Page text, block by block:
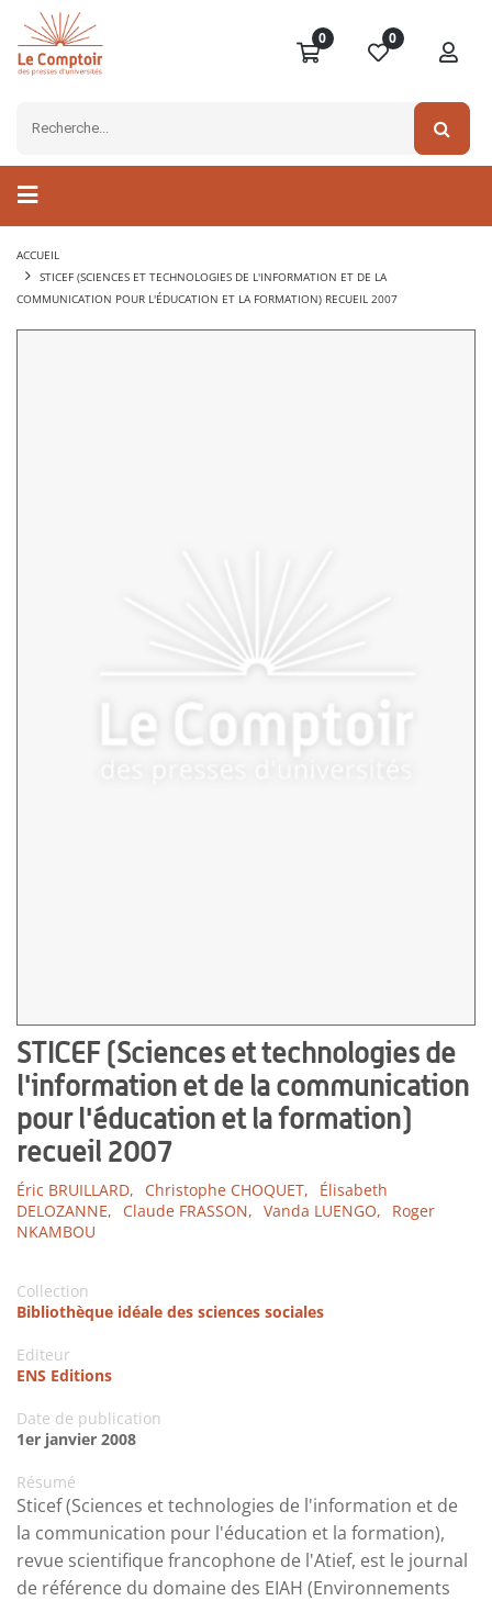
0 0
ACCUEIL
STICEF (SCIENCES ET TECHNOLOGIES DE L'INFORMATION ET DE LA
COMMUNICATION POUR L'ÉDUCATION ET LA FORMATION) RECUEIL 2007
STICEF (Sciences et technologies de
l'information et de la communication
pour l'éducation et la formation)
recueil 2007
Éric BRUILLARD, Christophe CHOQUET,
Élisabeth
DELOZANNE,
Claude FRASSON, Vanda LUENGO,
Roger
NKAMBOU
Collection
Bibliothèque idéale des sciences sociales
Editeur
ENS Editions
Date de publication
1er janvier 2008
Résumé
Sticef (Sciences et technologies de l'information et de
la communication pour l'éducation et la formation),
revue scientifique francophone de l'Atief, est le journal
de référence du domaine des EIAH (Environnements